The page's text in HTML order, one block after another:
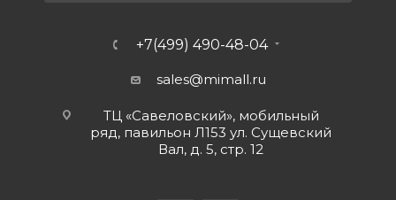
+7(499) 490-48-04
sales@mimall.ru
ТЦ «Савеловский», мобильный
ряд, павильон Л153 ул. Сущевский
Вал, д. 5, стр. 12